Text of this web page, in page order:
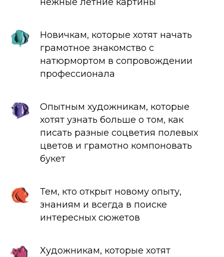
Новичкам, которые хотят начать
грамотное знакомство с
натюрмортом в сопровождении
профессионала
Опытным художникам, которые
хотят узнать больше о том, как
писать разные соцветия полевых
цветов и грамотно компоновать
букет
Тем, кто открыт новому опыту,
знаниям и всегда в поиске
интересных сюжетов
Художникам, которые хотят